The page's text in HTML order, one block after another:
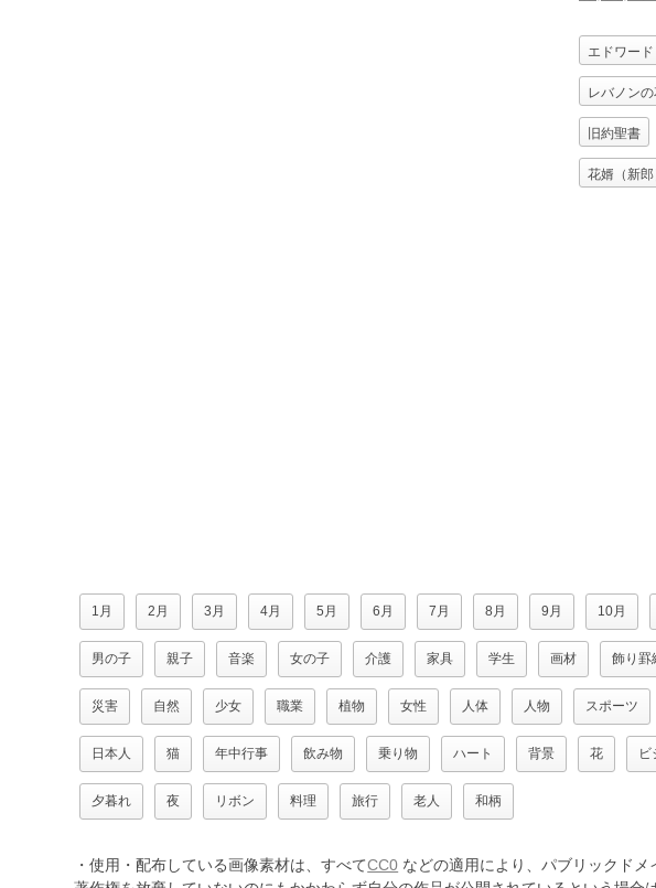
エドワー
レバノン
旧約聖書
花婿（新郎
1月 2月 3月 4月 5月 6月 7月 8月 9月 10月
男の子 親子 音楽 女の子 介護 家具 学生 画材 飾り罫
災害 自然 少女 職業 植物 女性 人体 人物 スポーツ
日本人 猫 年中行事 飲み物 乗り物 ハート 背景 花 ビ
夕暮れ 夜 リボン 料理 旅行 老人 和柄
・使用・配布している画像素材は、すべてCC0 などの適用により、パブリックド